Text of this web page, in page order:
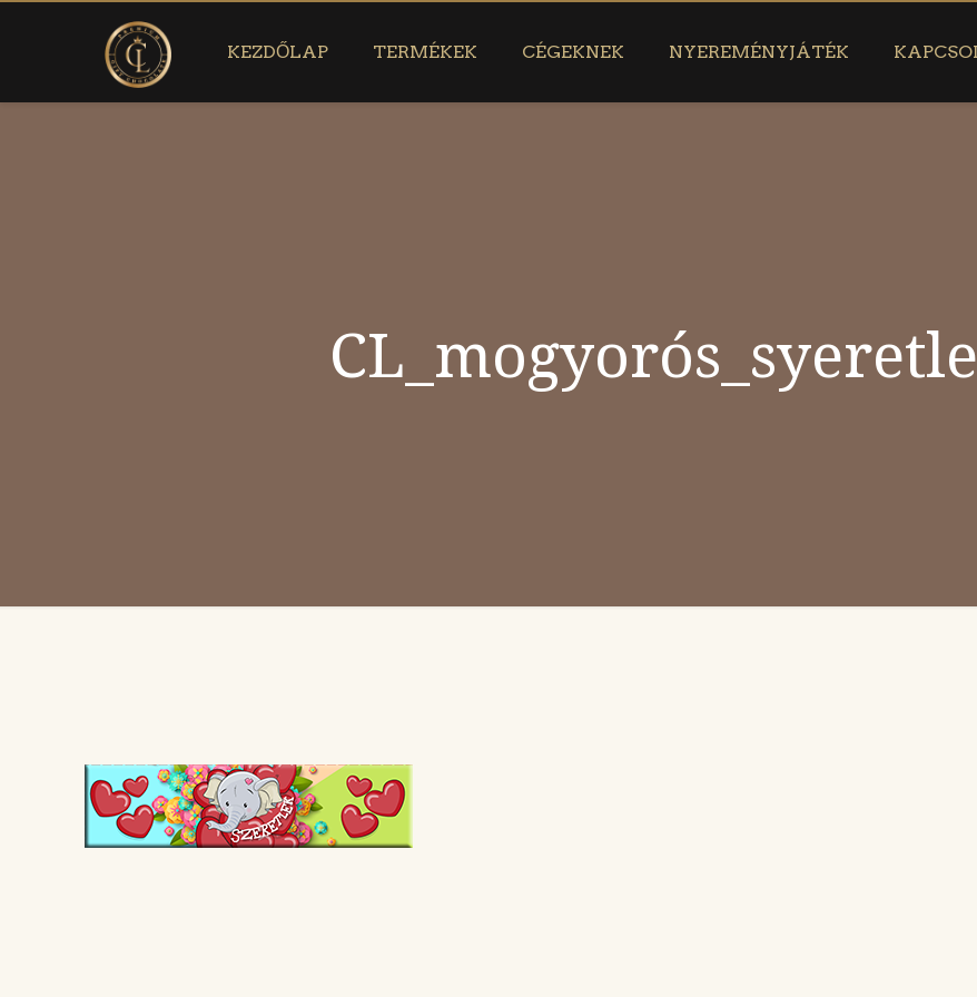
KEZDŐLAP TERMÉKEK CÉGEKNEK NYEREMÉNYJÁTÉK